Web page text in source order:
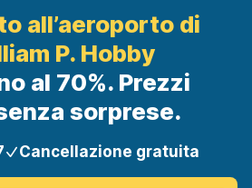
all’aeroporto di
P. Hobby
al 70%. Prezzi
sorprese.
Cancellazione gratuita